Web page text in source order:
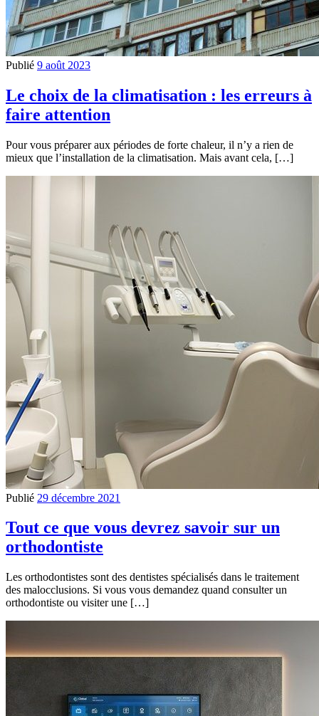
Publié 9 août 2023
Le choix de la climatisation : les erreurs à
faire attention
Pour vous préparer aux périodes de forte chaleur, il n’y a rien de
mieux que l’installation de la climatisation. Mais avant cela, […]
Publié 29 décembre 2021
Tout ce que vous devrez savoir sur un
orthodontiste
Les orthodontistes sont des dentistes spécialisés dans le traitement
des malocclusions. Si vous vous demandez quand consulter un
orthodontiste ou visiter une […]